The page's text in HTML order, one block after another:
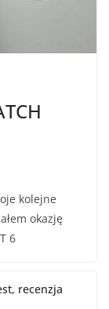
kolejne
okazję
6
recenzja